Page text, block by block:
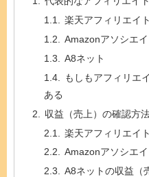
楽天アフィリエイト
Amazonアソシエイ
A8ネット
もしもアフィリエ
ある
収益（売上）の確認方
楽天アフィリエイ
Amazonアソシエ
A8ネットの収益（